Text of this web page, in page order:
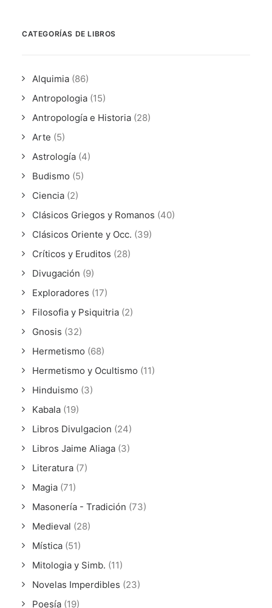
CATEGORÍAS DE LIBROS
Alquimia (86)
Antropologia (15)
Antropología e Historia (28)
Arte (5)
Astrología (4)
Budismo (5)
Ciencia (2)
Clásicos Griegos y Romanos (40)
Clásicos Oriente y Occ. (39)
Críticos y Eruditos (28)
Divugación (9)
Exploradores (17)
Filosofia y Psiquitria (2)
Gnosis (32)
Hermetismo (68)
Hermetismo y Ocultismo (11)
Hinduismo (3)
Kabala (19)
Libros Divulgacion (24)
Libros Jaime Aliaga (3)
Literatura (7)
Magia (71)
Masonería - Tradición (73)
Medieval (28)
Mística (51)
Mitologia y Simb. (11)
Novelas Imperdibles (23)
Poesía (19)